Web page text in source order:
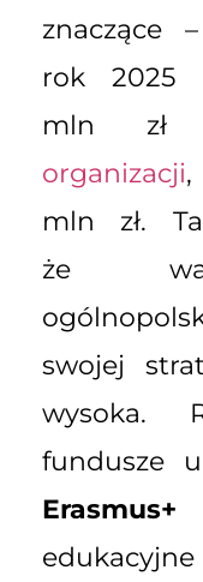
znaczące
rok 2025
mln zł
organizacji,
mln zł.
że
swojej
wysoka.
fundusze
Erasmus+